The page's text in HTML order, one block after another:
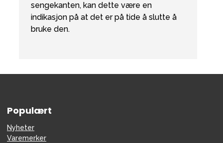
sengekanten, kan dette være en
indikasjon på at det er på tide å slutte å
bruke den.
Populært
Nyheter
Varemerker